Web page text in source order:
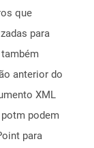
que
para
anterior do
XML
podem
para